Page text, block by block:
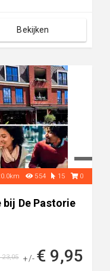
Bekijken
554 15 0
De Pastorie
+/- € 9,95
23,05